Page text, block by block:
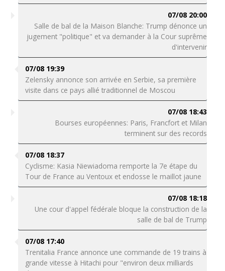
07/08 20:00
Salle de bal de la Maison Blanche: Trump dénonce un
jugement "politique" et va demander à la Cour suprême
d'intervenir
07/08 19:39
Zelensky annonce son arrivée en Serbie, sa première
visite dans ce pays allié traditionnel de Moscou
07/08 18:43
Bourses européennes: Paris, Francfort et Milan
terminent sur des records
07/08 18:37
Cyclisme: Kasia Niewiadoma remporte la 7e étape du
Tour de France au Ventoux et endosse le maillot jaune
07/08 18:18
Une cour d'appel fédérale bloque la construction de la
salle de bal de Trump
07/08 17:40
Trenitalia France annonce une commande de 19 trains à
grande vitesse à Hitachi pour "environ deux milliards